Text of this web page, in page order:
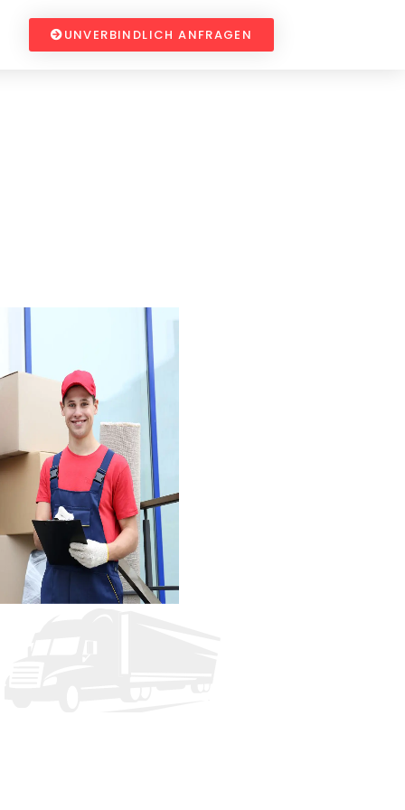
UNVERBINDLICH ANFRAGEN